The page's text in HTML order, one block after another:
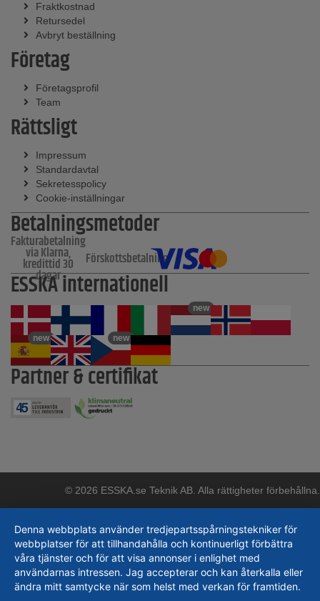
Fraktkostnad
Retursedel
Avbryt beställning
Företag
Företagsprofil
Team
Rättsligt
Impressum
Standardavtal
Sekretesspolicy
Cookie-inställningar
Betalningsmetoder
Fakturabetalning
via Klarna,
kredittid 30
dagar
Förskottsbetalning
ESSKA internationell
new
new new
Partner & certifikat
© 2026 ESSKA.se Teknik AB. Alla rättigheter förbehållna.
Denna webbplats använder tredjepartsspårningstekniker för
webbplatser för att tillhandahålla och kontinuerligt förbättra
våra tjänster och för att visa annonser i enlighet med
användarnas intressen. Jag accepterar och kan återkalla eller
ändra mitt samtycke när som helst med verkan för framtiden.